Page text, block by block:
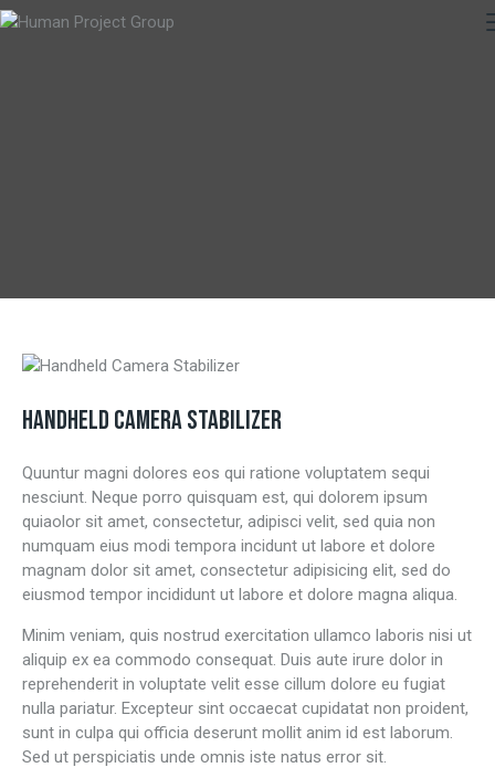
HANDHELD CAMERA STABILIZER
Quuntur magni dolores eos qui ratione voluptatem sequi
nesciunt. Neque porro quisquam est, qui dolorem ipsum
quiaolor sit amet, consectetur, adipisci velit, sed quia non
numquam eius modi tempora incidunt ut labore et dolore
magnam dolor sit amet, consectetur adipisicing elit, sed do
eiusmod tempor incididunt ut labore et dolore magna aliqua.
Minim veniam, quis nostrud exercitation ullamco laboris nisi ut
aliquip ex ea commodo consequat. Duis aute irure dolor in
reprehenderit in voluptate velit esse cillum dolore eu fugiat
nulla pariatur. Excepteur sint occaecat cupidatat non proident,
sunt in culpa qui officia deserunt mollit anim id est laborum.
Sed ut perspiciatis unde omnis iste natus error sit.